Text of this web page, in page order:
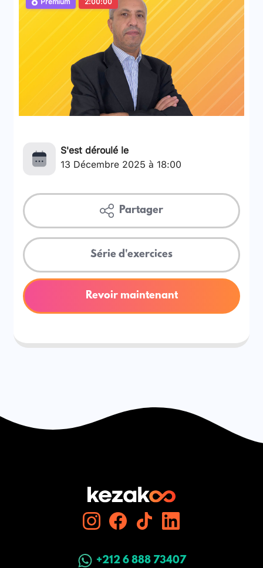
S'est déroulé le
13 Décembre 2025 à 18:00
Partager
Série d'exercices
Revoir maintenant
+212 6 888 73407